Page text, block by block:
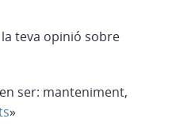
la teva opinió sobre
ser: manteniment,
»